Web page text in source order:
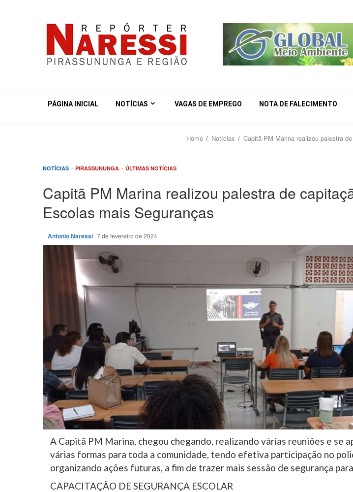
PÁGINA INICIAL NOTÍCIAS VAGAS DE EMPREGO NOTA DE FALECIMENTO
Home Notícias Capitã PM Marina realizou palestra
NOTÍCIAS PIRASSUNUNGA ÚLTIMAS NOTÍCIAS
Capitã PM Marina realizou palestra de
Escolas mais Seguranças
Antonio Naressi 7 de fevereiro de 2024
A Capitã PM Marina, chegou chegando, realizando várias reuniões e se
várias formas para toda a comunidade, tendo efetiva participação no
organizando ações futuras, a fim de trazer mais sessão de segurança
CAPACITAÇÃO DE SEGURANÇA ESCOLAR